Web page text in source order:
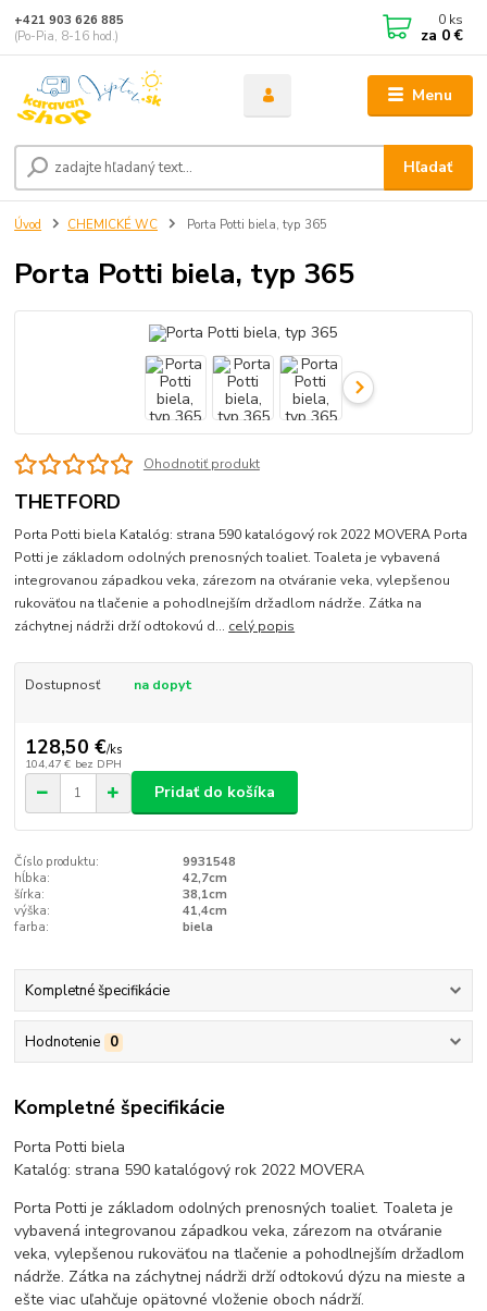
Menu
Hľadať
+421 903 626 885
(Po-Pia, 8-16 hod.)
0 ks
za 0 €
Úvod CHEMICKÉ WC Porta Potti biela, typ 365
Porta Potti biela, typ 365
Ohodnotiť produkt
THETFORD
Porta Potti biela Katalóg: strana 590 katalógový rok 2022 MOVERA Porta
Potti je základom odolných prenosných toaliet. Toaleta je vybavená
integrovanou západkou veka, zárezom na otváranie veka, vylepšenou
rukoväťou na tlačenie a pohodlnejším držadlom nádrže. Zátka na
záchytnej nádrži drží odtokovú d... celý popis
Dostupnosť na dopyt
128,50 €/ks
104,47 € bez DPH
Pridať do košíka
Číslo produktu:
9931548
hĺbka:
42,7cm
šírka:
38,1cm
výška:
41,4cm
farba:
biela
Kompletné špecifikácie
Hodnotenie 0
Kompletné špecifikácie
Porta Potti biela
Katalóg: strana 590 katalógový rok 2022 MOVERA
Porta Potti je základom odolných prenosných toaliet. Toaleta je
vybavená integrovanou západkou veka, zárezom na otváranie
veka, vylepšenou rukoväťou na tlačenie a pohodlnejším držadlom
nádrže. Zátka na záchytnej nádrži drží odtokovú dýzu na mieste a
ešte viac uľahčuje opätovné vloženie oboch nádrží.